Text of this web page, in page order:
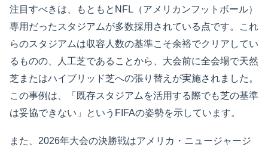
注目すべきは、もともとNFL（アメリカンフットボール）
専用だったスタジアムが多数採用されている点です。これ
らのスタジアムは収容人数の基準こそ余裕でクリアしてい
るものの、人工芝であることから、大会前に全会場で天然
芝またはハイブリッド芝への張り替えが実施されました。
この事例は、「既存スタジアムを活用する際でも芝の基準
は妥協できない」というFIFAの姿勢を示しています。
また、2026年大会の決勝戦はアメリカ・ニュージャージ